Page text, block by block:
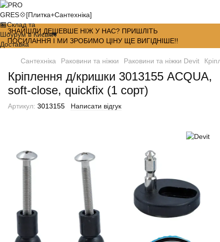
ЗНАЙШЛИ ДЕШЕВШЕ НІЖ У НАС? ПРИШЛІТЬ
ПОСИЛАННЯ І МИ ЗРОБИМО ЦІНУ ЩЕ ВИГІДНІШЕ!!
Сантехніка Раковини та ніжки Раковини та ніжки Devit
Кріплення д/кришки 3013155 ACQUA,
soft-close, quickfix (1 сорт)
Артикул: 3013155 Написати відгук